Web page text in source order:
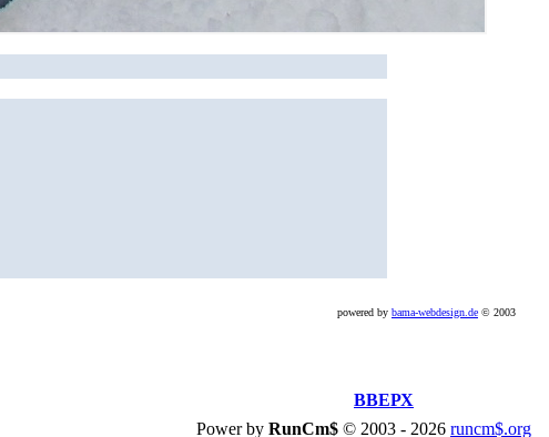
powered by bama-webdesign.de © 2003
ВВЕРХ
Power by RunCm$ © 2003 - 2026 runcm$.org